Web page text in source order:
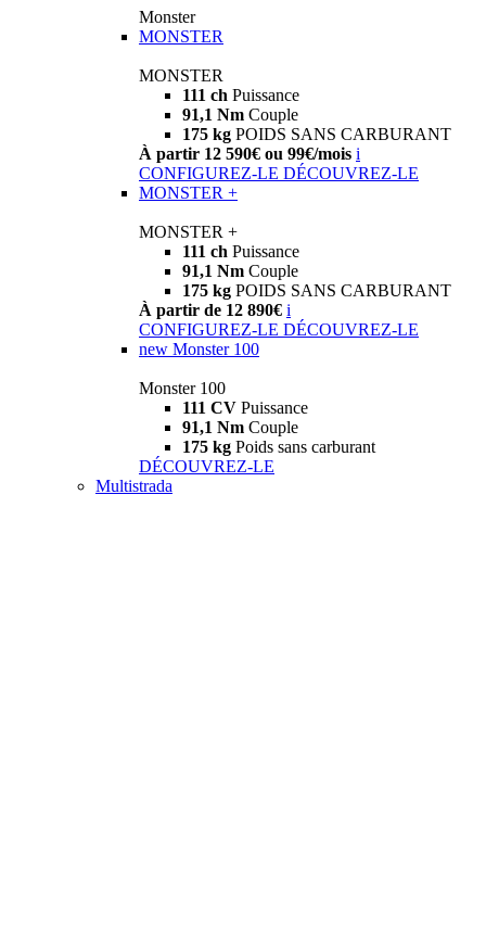
Monster
MONSTER
MONSTER
111 ch Puissance
91,1 Nm Couple
175 kg POIDS SANS CARBURANT
À partir 12 590€ ou 99€/mois i
CONFIGUREZ-LE DÉCOUVREZ-LE
MONSTER +
MONSTER +
111 ch Puissance
91,1 Nm Couple
175 kg POIDS SANS CARBURANT
À partir de 12 890€ i
CONFIGUREZ-LE DÉCOUVREZ-LE
new Monster 100
Monster 100
111 CV Puissance
91,1 Nm Couple
175 kg Poids sans carburant
DÉCOUVREZ-LE
Multistrada